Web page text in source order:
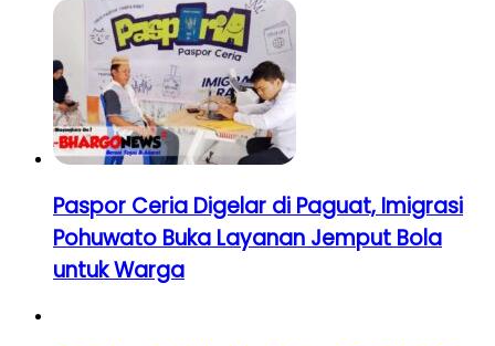
Paspor Ceria Digelar di Paguat, Imigrasi
Pohuwato Buka Layanan Jemput Bola
untuk Warga